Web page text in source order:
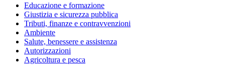
Educazione e formazione
Giustizia e sicurezza pubblica
Tributi, finanze e contravvenzioni
Ambiente
Salute, benessere e assistenza
Autorizzazioni
Agricoltura e pesca